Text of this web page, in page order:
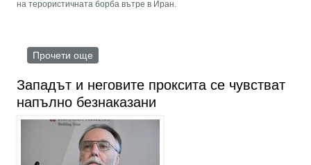
на терористичната борба вътре в Иран.
Прочети още
Западът и неговите проксита се чувстват
напълно безнаказани